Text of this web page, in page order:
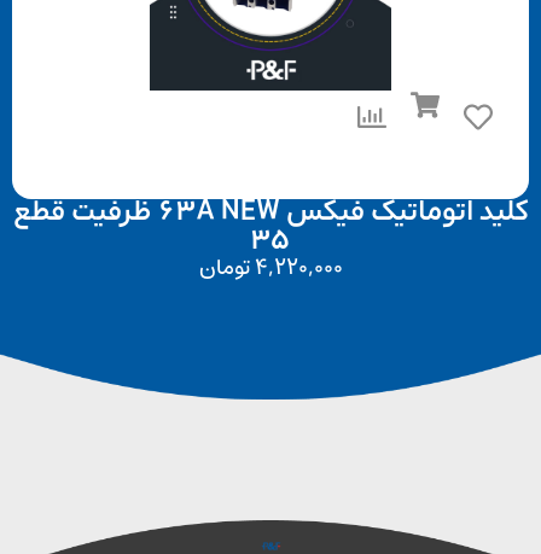
کلید اتوماتیک فیکس 63A NEW ظرفیت قطع
4,220,000تومان